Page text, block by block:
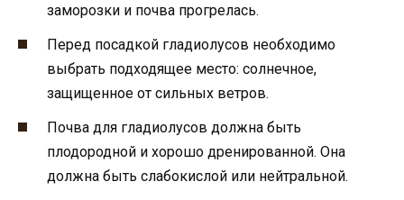
заморозки и почва прогрелась.
Перед посадкой гладиолусов необходимо
выбрать подходящее место: солнечное,
защищенное от сильных ветров.
Почва для гладиолусов должна быть
плодородной и хорошо дренированной. Она
должна быть слабокислой или нейтральной.